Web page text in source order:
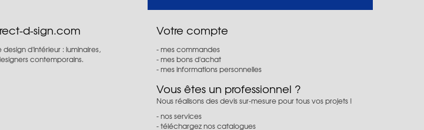
d-sign.com
d'intérieur : luminaires,
contemporains.
Votre compte
mes commandes
mes bons d'achat
mes informations personnelles
Vous êtes un professionnel ?
Nous réalisons des devis sur-mesure pour tous vos projets !
nos services
téléchargez nos catalogues